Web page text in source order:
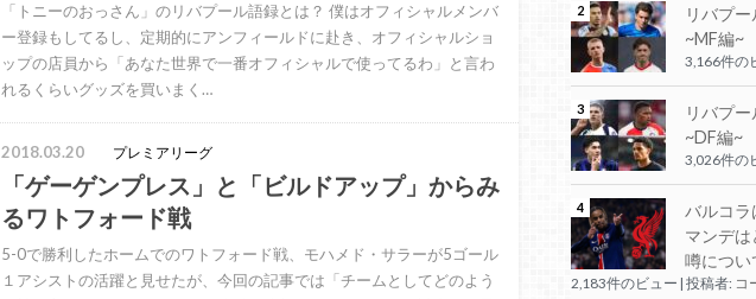
「トニーのおっさん」のリバプール語録とは？ 僕はオフィシャルメンバ
ー登録もしてるし、定期的にアンフィールドに赴き、オフィシャルショ
ップの店員から「あなた世界で一番オフィシャルで使ってるわ」と言わ
れるくらいグッズを買いまく…
2018.03.20 プレミアリーグ
「ゲーゲンプレス」と「ビルドアップ」からみ
るワトフォード戦
5-0で勝利したホームでのワトフォード戦、モハメド・サラーが5ゴール
１アシストの活躍と見せたが、今回の記事では「チームとしてどのよう
リバプ
~MF編~
3,166件の
リバプ
~DF編~
3,026件の
バルコラ
マンデ
噂につい
2,183件のビュー | 投稿者: コ